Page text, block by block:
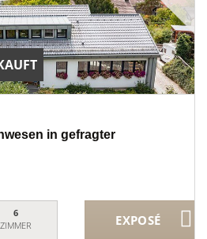
in gefragter
6
ZIMMER